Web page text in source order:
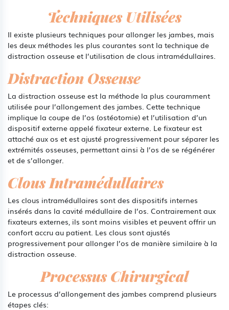
Techniques Utilisées
Il existe plusieurs techniques pour allonger les jambes, mais
les deux méthodes les plus courantes sont la technique de
distraction osseuse et l’utilisation de clous intramédullaires.
Distraction Osseuse
La distraction osseuse est la méthode la plus couramment
utilisée pour l’allongement des jambes. Cette technique
implique la coupe de l’os (ostéotomie) et l’utilisation d’un
dispositif externe appelé fixateur externe. Le fixateur est
attaché aux os et est ajusté progressivement pour séparer les
extrémités osseuses, permettant ainsi à l’os de se régénérer
et de s’allonger.
Clous Intramédullaires
Les clous intramédullaires sont des dispositifs internes
insérés dans la cavité médullaire de l’os. Contrairement aux
fixateurs externes, ils sont moins visibles et peuvent offrir un
confort accru au patient. Les clous sont ajustés
progressivement pour allonger l’os de manière similaire à la
distraction osseuse.
Processus Chirurgical
Le processus d’allongement des jambes comprend plusieurs
étapes clés: